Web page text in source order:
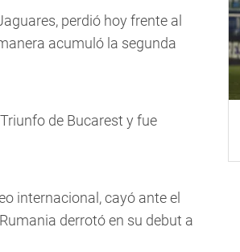
perdió hoy frente al
acumuló la segunda
de Bucarest y fue
internacional, cayó ante el
derrotó en su debut a